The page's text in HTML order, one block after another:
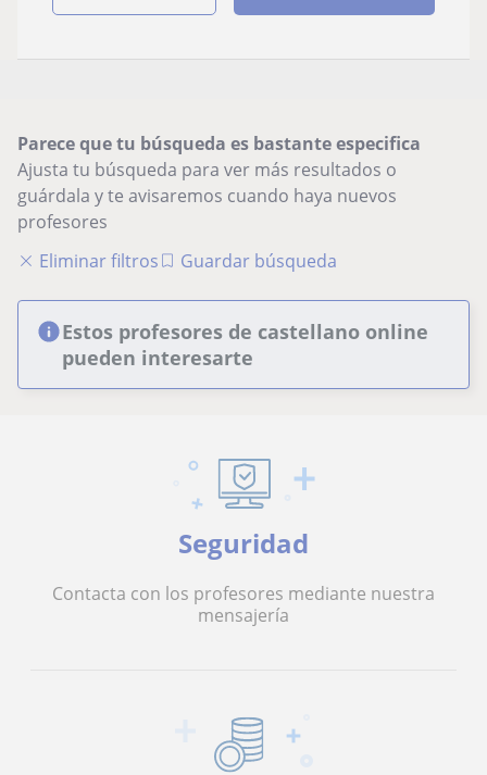
Parece que tu búsqueda es bastante especifica
Ajusta tu búsqueda para ver más resultados o
guárdala y te avisaremos cuando haya nuevos
profesores
Eliminar filtros
Guardar búsqueda
Estos profesores de castellano online
pueden interesarte
Seguridad
Contacta con los profesores mediante nuestra
mensajería